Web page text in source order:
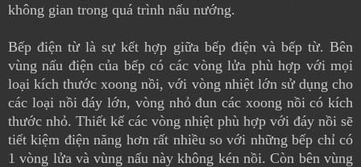
không gian trong quá trình nấu nướng.
Bếp điện từ là sự kết hợp giữa bếp điện và bếp từ. Bên
vùng nấu điện của bếp có các vòng lửa phù hợp với mọi
loại kích thước xoong nồi, với vòng nhiệt lớn sử dụng cho
các loại nồi đáy lớn, vòng nhỏ đun các xoong nồi có kích
thước nhỏ. Thiết kế các vòng nhiệt phù hợp với đáy nồi sẽ
tiết kiệm điện năng hơn rất nhiều so với những bếp chỉ có
1 vòng lửa và vùng nấu này không kén nồi. Còn bên vùng